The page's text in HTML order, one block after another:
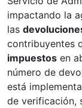
impactando la
las
contribuyentes
impuestos en
número de
está
de verificación,